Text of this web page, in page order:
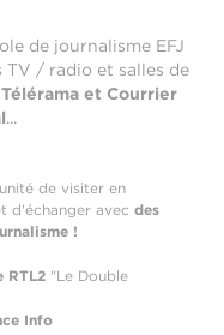
de journalisme EFJ
TV / radio et salles de
et Courrier
...
de visiter en
d'échanger avec des
!
RTL2 "Le Double
Info